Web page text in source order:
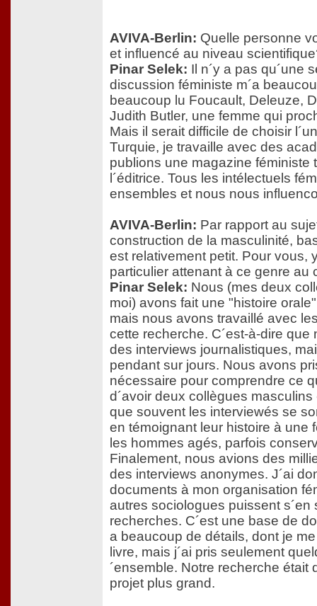
AVIVA-Berlin: Quelle personne
et influencé au niveau
Pinar Selek: Il n´y a pas qu´une
discussion féministe m´a
beaucoup lu Foucault, Deleuze,
Judith Butler, une femme qui
Mais il serait difficile de choisir
Turquie, je travaille avec des
publions une magazine féministe
l´éditrice. Tous les intélectuels
ensembles et nous nous
AVIVA-Berlin: Par rapport au
construction de la masculinité,
est relativement petit. Pour vous,
particulier attenant à ce genre au
Pinar Selek: Nous (mes deux
moi) avons fait une "histoire
mais nous avons travaillé avec
cette recherche. C´est-à-dire que
des interviews journalistiques,
pendant sur jours. Nous avons
nécessaire pour comprendre ce
d´avoir deux collègues
que souvent les interviewés se
en témoignant leur histoire à une
les hommes agés, parfois
Finalement, nous avions des
des interviews anonymes. J´ai
documents à mon organisation
autres sociologues puissent s´en
recherches. C´est une base de
a beaucoup de détails, dont je
livre, mais j´ai pris seulement
´ensemble. Notre recherche était
projet plus grand.